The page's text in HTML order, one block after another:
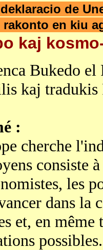
de
rakonto en kiu
kaj
Bukedo el
kaj tradukis
:
cherche
consiste
les
dans la
et, en même
possibles.